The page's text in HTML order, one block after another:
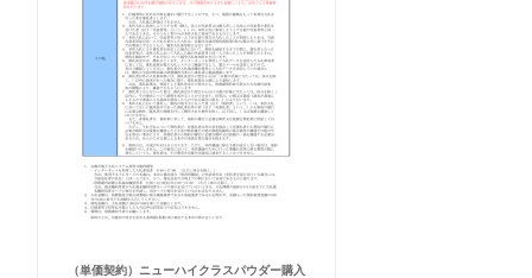
（単価契約）ニューハイクラスパウダー購入